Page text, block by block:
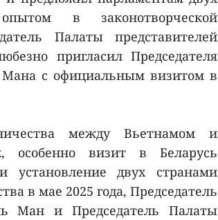
в законотворческой
Палаты представителей
пригласил Председателя
Мана с официальным визитом в
между Вьетнамом и
особенно визит в Беларусь
установление двух странами
в мае 2025 года, Председатель
Ман и Председатель Палаты